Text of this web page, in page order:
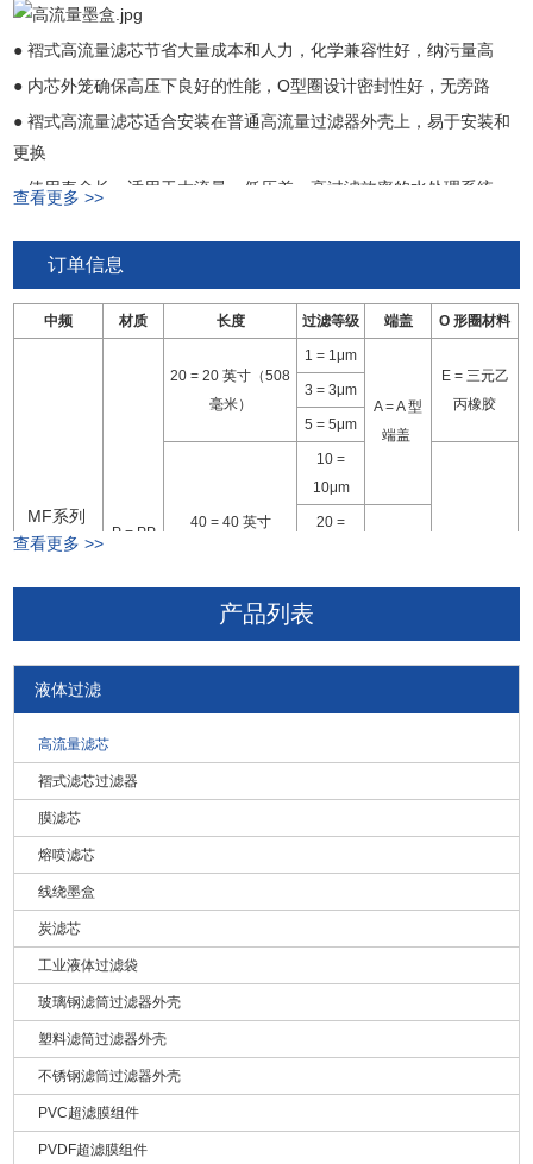
● 褶式高流量滤芯节省大量成本和人力，化学兼容性好，纳污量高
● 内芯外笼确保高压下良好的性能，O型圈设计密封性好，无旁路
● 褶式高流量滤芯适合安装在普通高流量过滤器外壳上，易于安装和
更换
● 使用寿命长，适用于大流量、低压差、高过滤效率的水处理系统
查看更多 >>
订单信息
中频 材质 长度 过滤等级 端盖 O 形圈材料
MF系列
褶皱高流量
P = PP
20 = 20 英寸（508
毫米）
1 = 1μm
A = A 型
端盖
E = 三元乙
丙橡胶
3 = 3μm
5 = 5μm
40 = 40 英寸
10 =
10μm
20 =
端盖
40 =
40μm
100 =
例如：
MF-P-40-1-A-E
MF 系列褶式高流量滤芯 - PP 褶式 - 40" (1016mm) - 1μm - A 型端盖
- EPDM
查看更多 >>
产品列表
液体过滤
高流量滤芯
褶式滤芯过滤器
膜滤芯
熔喷滤芯
线绕墨盒
炭滤芯
工业液体过滤袋
玻璃钢滤筒过滤器外壳
塑料滤筒过滤器外壳
不锈钢滤筒过滤器外壳
PVC超滤膜组件
PVDF超滤膜组件